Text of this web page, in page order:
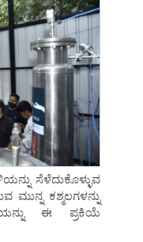
ಸೆಳೆದುಕೊಳ್ಳುವ
ಮುನ್ನ ಕಶ್ಮಲಗಳನ್ನು
ಈ ಪ್ರಕಿಯೆ